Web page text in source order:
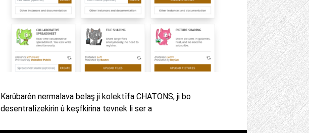
Karûbarên nermalava belaş ji kolektîfa CHATONS, ji bo
desentralîzekirin û keşfkirina tevnek li ser a